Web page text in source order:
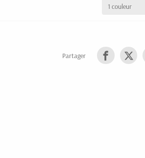
Partager